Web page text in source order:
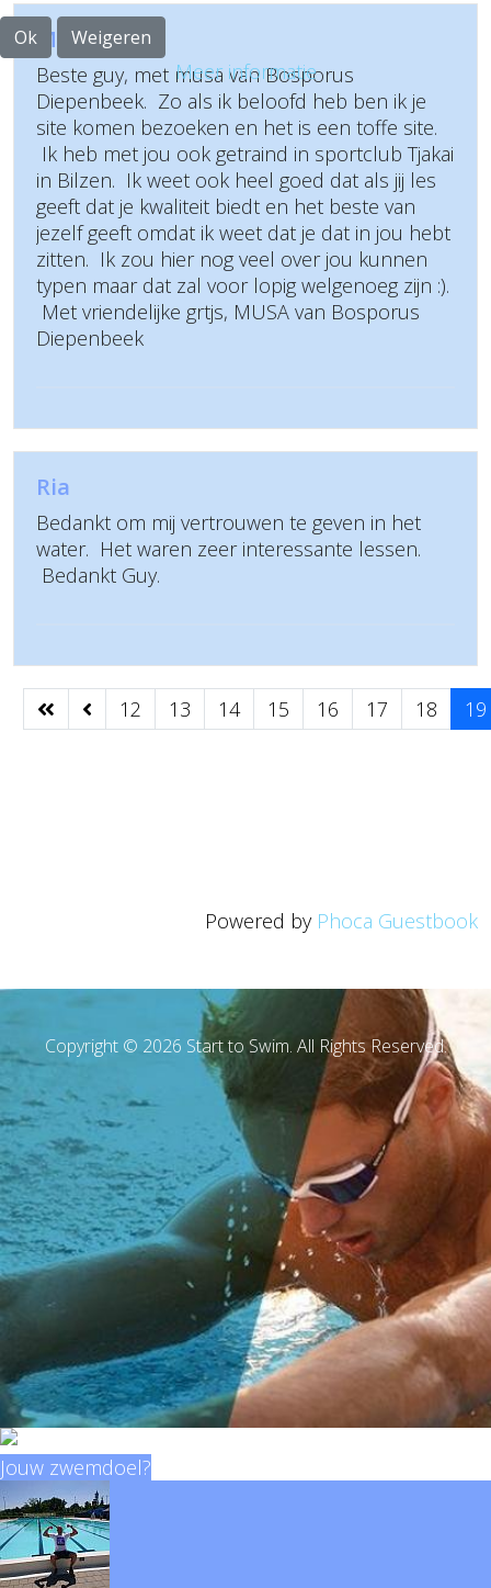
Musa
Beste guy, met musa van Bosporus
Diepenbeek. Zo als ik beloofd heb ben ik je
site komen bezoeken en het is een toffe site.
Ik heb met jou ook getraind in sportclub Tjakai
in Bilzen. Ik weet ook heel goed dat als jij les
geeft dat je kwaliteit biedt en het beste van
jezelf geeft omdat ik weet dat je dat in jou hebt
zitten. Ik zou hier nog veel over jou kunnen
typen maar dat zal voor lopig welgenoeg zijn :).
Met vriendelijke grtjs, MUSA van Bosporus
Diepenbeek
Ria
Bedankt om mij vertrouwen te geven in het
water. Het waren zeer interessante lessen.
Bedankt Guy.
12 13 14 15 16 17 18 19
Powered by Phoca Guestbook
Copyright © 2026 Start to Swim. All Rights Reserved.
Jouw zwemdoel?
Ok Weigeren
Meer informatie